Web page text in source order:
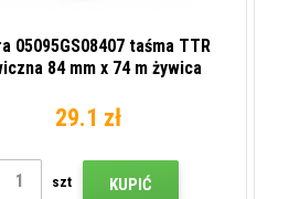
05095GS08407 taśma TTR
84 mm x 74 m żywica
29.1 zł
szt KUPIĆ